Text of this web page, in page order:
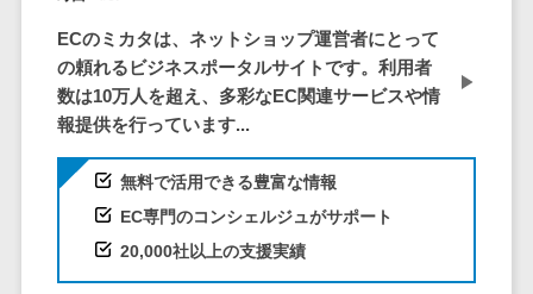
リハビリ管理システム>
医薬品在庫管理システム>
電子薬歴システム>
不動産業界向け
不動産業務支援サービス>
クローニング
ツール
データセンタ
クラウドバッ
クアップ
デスクトップ
仮想化
IoT空調制御
ECのミカタは、ネットショップ運営者にとって
の頼れるビジネスポータルサイトです。利用者
数は10万人を超え、多彩なEC関連サービスや情
報提供を行っています...
無料で活用できる豊富な情報
EC専門のコンシェルジュがサポート
20,000社以上の支援実績